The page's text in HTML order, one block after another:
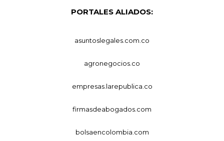
PORTALES ALIADOS:
asuntoslegales.com.co
agronegocios.co
empresas.larepublica.co
firmasdeabogados.com
bolsaencolombia.com